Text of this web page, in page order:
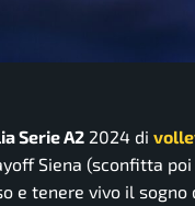
Serie A2 2024 di
Siena (sconfitta
e tenere vivo il